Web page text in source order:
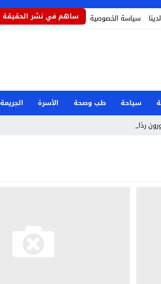
سياسة الخصوصية ساهم في نشر الحقيقة
سياحة طب وصحة الأسرة الجريمة
رذاذاً ي _